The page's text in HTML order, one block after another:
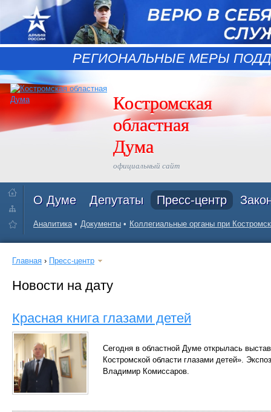
РЕГИОНАЛЬНЫЕ МЕРЫ
Костромская
областная
Дума
официальный сайт
О Думе Депутаты Пресс-центр
Аналитика Документы Коллегиальные органы при
Главная › Пресс-центр
Новости на дату
Красная книга глазами детей
Сегодня в областной Думе открылась
Костромской области глазами детей».
Владимир Комиссаров.